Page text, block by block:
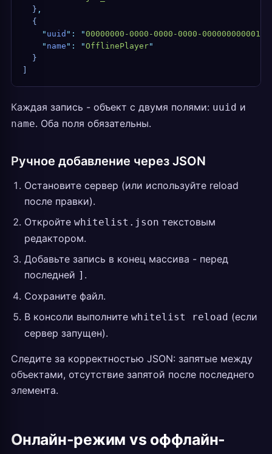
  }
,
  {
    "
uuid " : "00000000-0000-0000-0000-000000000001
    "
name " : "OfflinePlayer"
  }
Каждая запись - объект с двумя полями: uuid и
name. Оба поля обязательны.
Ручное добавление через JSON
Остановите сервер (или используйте reload
после правки).
Откройте whitelist.json текстовым
редактором.
Добавьте запись в конец массива - перед
последней ] .
Сохраните файл.
В консоли выполните whitelist reload (если
сервер запущен).
Следите за корректностью JSON: запятые между
объектами, отсутствие запятой после последнего
элемента.
Онлайн-режим vs оффлайн-